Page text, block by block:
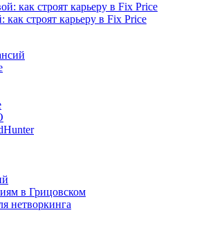
как строят карьеру в Fix Price
в Грицовском
нетворкинга